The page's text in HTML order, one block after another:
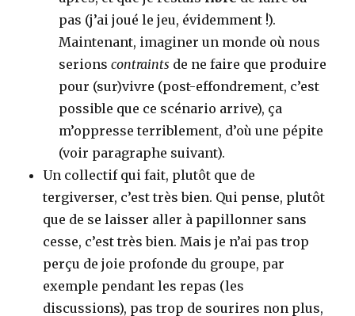
pas (j’ai joué le jeu, évidemment !).
Maintenant, imaginer un monde où nous
serionscontraints de ne faire que produire
pour (sur)vivre (post-effondrement, c’est
possible que ce scénario arrive), ça
m’oppresse terriblement, d’où une pépite
(voir paragraphe suivant).
Un collectif qui fait, plutôt que de
tergiverser, c’est très bien. Qui pense, plutôt
que de se laisser aller à papillonner sans
cesse, c’est très bien. Mais je n’ai pas trop
perçu de joie profonde du groupe, par
exemple pendant les repas (les
discussions), pas trop de sourires non plus,